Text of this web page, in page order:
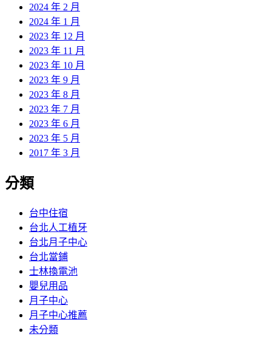
2024 年 2 月
2024 年 1 月
2023 年 12 月
2023 年 11 月
2023 年 10 月
2023 年 9 月
2023 年 8 月
2023 年 7 月
2023 年 6 月
2023 年 5 月
2017 年 3 月
分類
台中住宿
台北人工植牙
台北月子中心
台北當鋪
士林換電池
嬰兒用品
月子中心
月子中心推薦
未分類